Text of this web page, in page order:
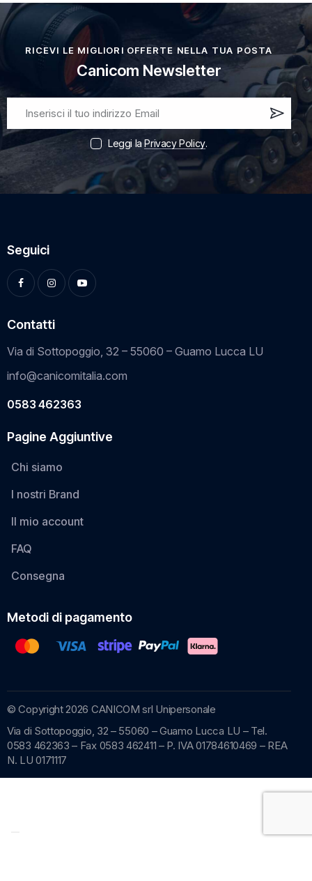
RICEVI LE MIGLIORI OFFERTE NELLA TUA POSTA
Canicom Newsletter
Iscri
vi
ora!
Leggi laPrivacy Policy.
Seguici
Contatti
Via di Sottopoggio, 32 – 55060 – Guamo Lucca LU
info@canicomitalia.com
0583 462363
Pagine Aggiuntive
Chi siamo
I nostri Brand
Il mio account
FAQ
Consegna
Metodi di pagamento
© Copyright 2026 CANICOM srl Unipersonale
Via di Sottopoggio, 32 – 55060 – Guamo Lucca LU – Tel.
0583 462363 – Fax 0583 462411 – P. IVA 01784610469 – REA
N. LU 0171117